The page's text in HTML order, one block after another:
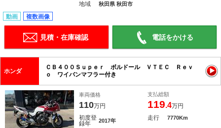
地域 秋田県 秋田市
動画 複数画像
見積・在庫確認 電話をかける
ホンダ
ＣＢ４００Ｓｕｐｅｒ ボルドール ＶＴＥＣ Ｒｅｖ
ｏ ワイバンマフラー付き
車両価格
110万円
支払総額
119.4万円
初度登
録年
2017年 走行 7770Km